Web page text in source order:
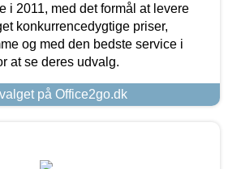
i 2011, med det formål at levere
konkurrencedygtige priser,
og med den bedste service i
at se deres udvalg.
på Office2go.dk